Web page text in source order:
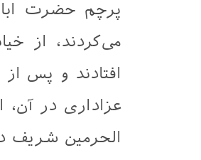
پرچم حضرت
می‌کردند، از
افتادند و پس
عزاداری در آن،
الحرمین شریف